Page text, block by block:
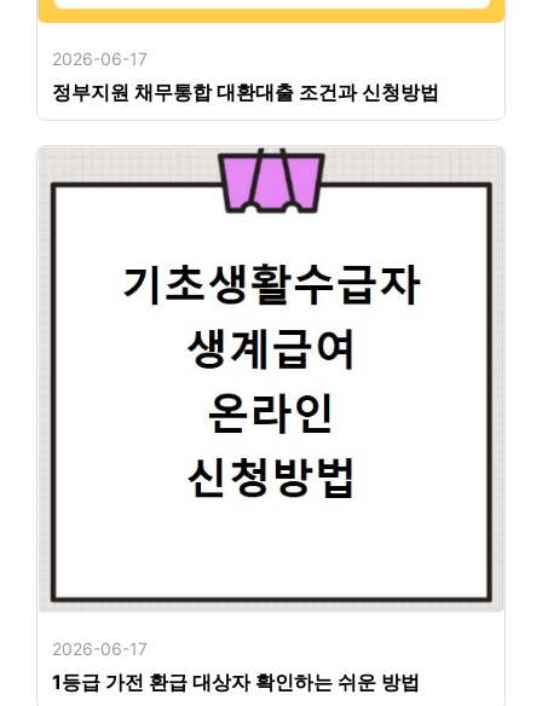
2026-06-17
정부지원 채무통합 대환대출 조건과 신청방법
2026-06-17
1등급 가전 환급 대상자 확인하는 쉬운 방법